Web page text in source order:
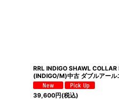
RRL INDIGO SHAWL
(INDIGO/M)中古 ダブルアール
39,600円(税込)